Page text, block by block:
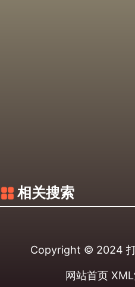
相关搜索
Copyright © 2024
网站首页 XML